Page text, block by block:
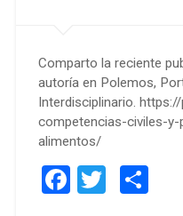
Comparto la reciente
autoría en Polemos,
Interdisciplinario.
competencias-civiles-
alimentos/
Facebook
Twitter